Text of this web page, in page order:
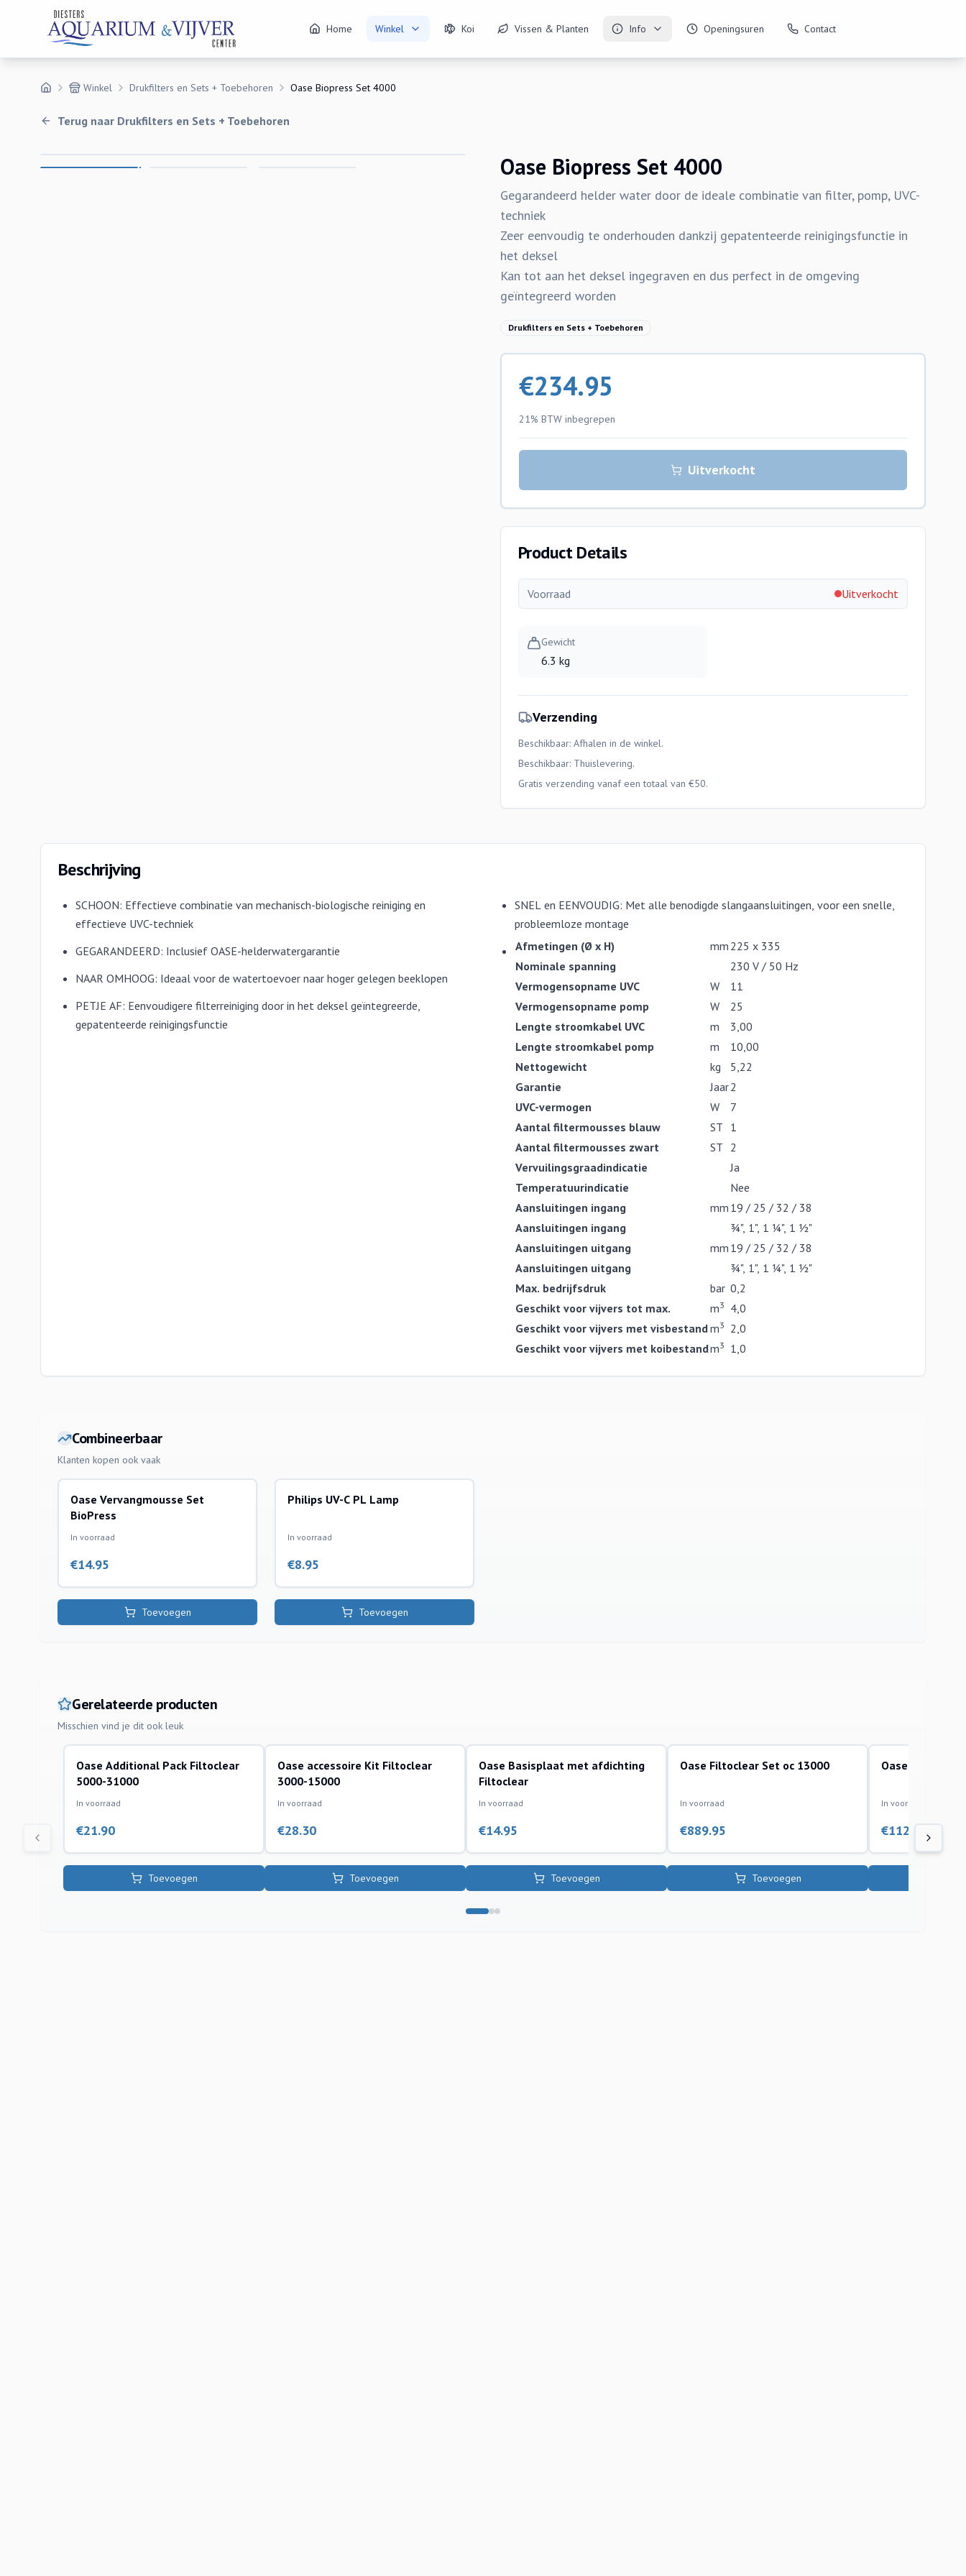
Home Winkel Koi Vissen & Planten Info Openingsuren Contact
Winkel Drukfilters en Sets + Toebehoren Oase Biopress Set 4000
Terug naar Drukfilters en Sets + Toebehoren
Oase Biopress Set 4000
Gegarandeerd helder water door de ideale combinatie van filter, pomp, UVC-
techniek
Zeer eenvoudig te onderhouden dankzij gepatenteerde reinigingsfunctie in
het deksel
Kan tot aan het deksel ingegraven en dus perfect in de omgeving
geïntegreerd worden
Drukfilters en Sets + Toebehoren
€234.95
21% BTW inbegrepen
Uitverkocht
Product Details
Voorraad Uitverkocht
Gewicht
6.3 kg
Verzending
Beschikbaar: Afhalen in de winkel.
Beschikbaar: Thuislevering.
Gratis verzending vanaf een totaal van €50.
Beschrijving
SCHOON: Effectieve combinatie van mechanisch-biologische reiniging en
effectieve UVC-techniek
GEGARANDEERD: Inclusief OASE-helderwatergarantie
NAAR OMHOOG: Ideaal voor de watertoevoer naar hoger gelegen beeklopen
PETJE AF​​: Eenvoudigere filterreiniging door in het deksel geïntegreerde,
gepatenteerde reinigingsfunctie
SNEL en EENVOUDIG: Met alle benodigde slangaansluitingen, voor een snelle,
probleemloze montage
Afmetingen (Ø x H)
mm 225 x 335
Nominale spanning
230 V / 50 Hz
Vermogensopname UVC
W
11
Vermogensopname pomp
W
25
Lengte stroomkabel UVC
m
3,00
Lengte stroomkabel pomp
m
10,00
Nettogewicht
kg
5,22
Garantie
Jaar2
UVC-vermogen
W
7
Aantal filtermousses blauw
ST 1
Aantal filtermousses zwart
ST 2
Vervuilingsgraadindicatie
Ja
Temperatuurindicatie
Nee
Aansluitingen ingang
mm 19 / 25 / 32 / 38
Aansluitingen ingang
¾", 1", 1 ¼", 1 ½"
Aansluitingen uitgang
mm 19 / 25 / 32 / 38
Aansluitingen uitgang
¾", 1", 1 ¼", 1 ½"
Max. bedrijfsdruk
bar 0,2
Geschikt voor vijvers tot max.
m3
4,0
Geschikt voor vijvers met visbestandm3
2,0
Geschikt voor vijvers met koibestandm3 1,0
Combineerbaar
Klanten kopen ook vaak
filtermaterialen vijverafdeling
Oase Vervangmousse Set
BioPress
In voorraad
€14.95
Toevoegen
uvc vervanglampen
Philips UV-C PL Lamp
In voorraad
€8.95
Toevoegen
Gerelateerde producten
Misschien vind je dit ook leuk
drukfilters en sets toebehoren
Oase Additional Pack Filtoclear
5000-31000
In voorraad
€21.90
Toevoegen
drukfilters en sets toebehoren
Oase accessoire Kit Filtoclear
3000-15000
In voorraad
€28.30
Toevoegen
drukfilters en sets toebehoren
Oase Basisplaat met afdichting
Filtoclear
In voorraad
€14.95
Toevoegen
drukfilters en sets toebehoren
Oase Filtoclear Set oc 13000
In voorraad
€889.95
Toevoegen
drukfilters en sets
Oase Filtoclear
In voorraad
€1129.95